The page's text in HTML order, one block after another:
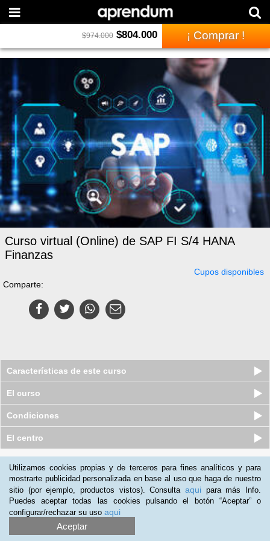
$974.000 $804.000 ¡ Comprar !
Curso virtual (Online) de SAP FI S/4 HANA
Finanzas
Cupos disponibles
Comparte:
Características de este curso
El curso
Condiciones
El centro
Utilizamos cookies propias y de terceros para fines analíticos y para
mostrarte publicidad personalizada en base al uso que haga de nuestro
sitio (por ejemplo, productos vistos). Consulta aqui para más Info.
Puedes aceptar todas las cookies pulsando el botón “Aceptar” o
configurar/rechazar su uso aqui
Aceptar
Promociona tu negocio |Programa de Afiliación
2012-2026 Aprendum
LLámanos: